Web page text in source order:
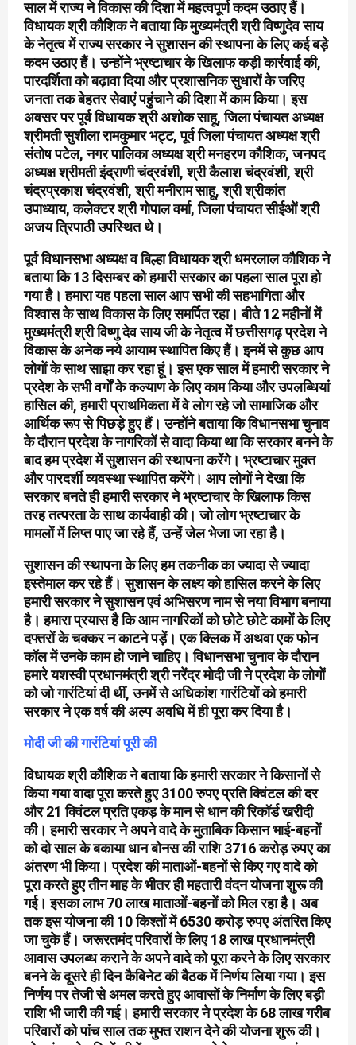
साल में राज्य ने विकास की दिशा में महत्वपूर्ण कदम उठाए हैं।
विधायक श्री कौशिक ने बताया कि मुख्यमंत्री श्री विष्णुदेव साय
के नेतृत्व में राज्य सरकार ने सुशासन की स्थापना के लिए कई बड़े
कदम उठाए हैं। उन्होंने भ्रष्टाचार के खिलाफ कड़ी कार्रवाई की,
पारदर्शिता को बढ़ावा दिया और प्रशासनिक सुधारों के जरिए
जनता तक बेहतर सेवाएं पहुंचाने की दिशा में काम किया। इस
अवसर पर पूर्व विधायक श्री अशोक साहू, जिला पंचायत अध्यक्ष
श्रीमती सुशीला रामकुमार भट्ट, पूर्व जिला पंचायत अध्यक्ष श्री
संतोष पटेल, नगर पालिका अध्यक्ष श्री मनहरण कौशिक, जनपद
अध्यक्ष श्रीमती इंद्राणी चंद्रवंशी, श्री कैलाश चंद्रवंशी, श्री
चंद्रप्रकाश चंद्रवंशी, श्री मनीराम साहू, श्री श्रीकांत
उपाध्याय, कलेक्टर श्री गोपाल वर्मा, जिला पंचायत सीईओं श्री
अजय त्रिपाठी उपस्थित थे।
पूर्व विधानसभा अध्यक्ष व बिल्हा विधायक श्री धमरलाल कौशिक ने
बताया कि 13 दिसम्बर को हमारी सरकार का पहला साल पूरा हो
गया है। हमारा यह पहला साल आप सभी की सहभागिता और
विश्वास के साथ विकास के लिए समर्पित रहा। बीते 12 महीनों में
मुख्यमंत्री श्री विष्णु देव साय जी के नेतृत्व में छत्तीसगढ़ प्रदेश ने
विकास के अनेक नये आयाम स्थापित किए हैं। इनमें से कुछ आप
लोगों के साथ साझा कर रहा हूं। इस एक साल में हमारी सरकार ने
प्रदेश के सभी वर्गों के कल्याण के लिए काम किया और उपलब्धियां
हासिल की, हमारी प्राथमिकता में वे लोग रहे जो सामाजिक और
आर्थिक रूप से पिछड़े हुए हैं। उन्होंने बताया कि विधानसभा चुनाव
के दौरान प्रदेश के नागरिकों से वादा किया था कि सरकार बनने के
बाद हम प्रदेश में सुशासन की स्थापना करेंगे। भ्रष्टाचार मुक्त
और पारदर्शी व्यवस्था स्थापित करेंगे। आप लोगों ने देखा कि
सरकार बनते ही हमारी सरकार ने भ्रष्टाचार के खिलाफ किस
तरह तत्परता के साथ कार्यवाही की। जो लोग भ्रष्टाचार के
मामलों में लिप्त पाए जा रहे हैं, उन्हें जेल भेजा जा रहा है।
सुशासन की स्थापना के लिए हम तकनीक का ज्यादा से ज्यादा
इस्तेमाल कर रहे हैं। सुशासन के लक्ष्य को हासिल करने के लिए
हमारी सरकार ने सुशासन एवं अभिसरण नाम से नया विभाग बनाया
है। हमारा प्रयास है कि आम नागरिकों को छोटे छोटे कामों के लिए
दफ्तरों के चक्कर न काटने पड़ें। एक क्लिक में अथवा एक फोन
कॉल में उनके काम हो जाने चाहिए। विधानसभा चुनाव के दौरान
हमारे यशस्वी प्रधानमंत्री श्री नरेंद्र मोदी जी ने प्रदेश के लोगों
को जो गारंटियां दी थीं, उनमें से अधिकांश गारंटियों को हमारी
सरकार ने एक वर्ष की अल्प अवधि में ही पूरा कर दिया है।
मोदी जी की गारंटियां पूरी की
विधायक श्री कौशिक ने बताया कि हमारी सरकार ने किसानों से
किया गया वादा पूरा करते हुए 3100 रुपए प्रति क्विंटल की दर
और 21 क्विंटल प्रति एकड़ के मान से धान की रिकॉर्ड खरीदी
की। हमारी सरकार ने अपने वादे के मुताबिक किसान भाई-बहनों
को दो साल के बकाया धान बोनस की राशि 3716 करोड़ रुपए का
अंतरण भी किया। प्रदेश की माताओं-बहनों से किए गए वादे को
पूरा करते हुए तीन माह के भीतर ही महतारी वंदन योजना शुरू की
गई। इसका लाभ 70 लाख माताओं-बहनों को मिल रहा है। अब
तक इस योजना की 10 किश्तों में 6530 करोड़ रुपए अंतरित किए
जा चुके हैं। जरूरतमंद परिवारों के लिए 18 लाख प्रधानमंत्री
आवास उपलब्ध कराने के अपने वादे को पूरा करने के लिए सरकार
बनने के दूसरे ही दिन कैबिनेट की बैठक में निर्णय लिया गया। इस
निर्णय पर तेजी से अमल करते हुए आवासों के निर्माण के लिए बड़ी
राशि भी जारी की गई। हमारी सरकार ने प्रदेश के 68 लाख गरीब
परिवारों को पांच साल तक मुफ्त राशन देने की योजना शुरू की।